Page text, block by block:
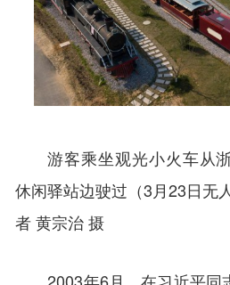
游客乘坐观光小火车从
休闲驿站边驶过（3月23日无
者 黄宗治 摄